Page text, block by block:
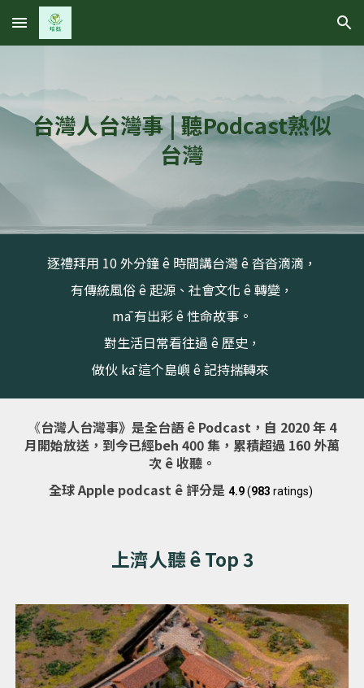
Skip to main content Skip to navigation
台灣人台灣事 | 聽Podcast熟似
台灣
逐禮拜用 10外分鐘 ê 時間講台灣ê沓沓滴滴，
有傳統風俗 ê 起源、社會文化 ê 轉變，
mā 有出彩 ê 性命故事。
對生活日常看往過 ê 歷史，
做伙 kā 這个島嶼 ê 記持揣轉來
《台灣人台灣事》是全台語 ê Podcast ，自 2020年 4
月開始放送，到今已經beh 400集，累積超過 160 外萬
次 ê收聽。
全球 Apple podcast ê 評分是 4.9(983 ratings)
上濟人聽 ê Top 3